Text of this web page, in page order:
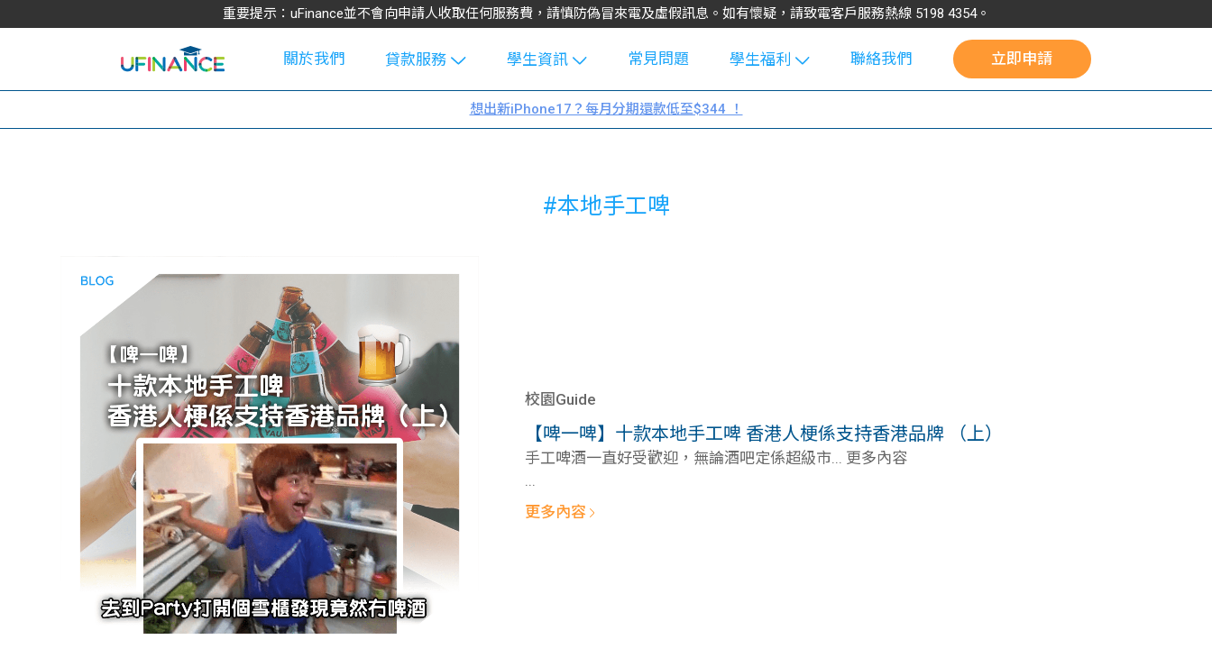
重要提示：uFinance並不會向申請人收取任何服務費，請慎防偽冒來電及虛假訊息。如有懷疑，請致電客戶服務熱線 5198 4354。
關於我們
貸款服務
學生貸款
機
網上私人貸
款
貸款計數
機
學生資訊
Blog
大專生筍
Guide
學生貸款
101
常見問題
學生福利
uFinance 校
園贊助
聯絡我們 立即申請
想出新iPhone17？每月分期還款低至$344 ！
#本地手工啤
校園Guide
【啤一啤】十款本地手工啤 香港人梗係支持香港品牌 （上）
手工啤酒一直好受歡迎，無論酒吧定係超級市... 更多內容
更多內容